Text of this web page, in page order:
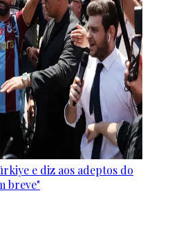
e diz aos adeptos do
breve"